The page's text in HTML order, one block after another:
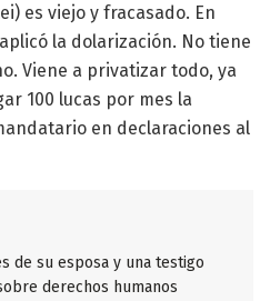
es viejo y fracasado. En
la dolarización. No tiene
Viene a privatizar todo, ya
100 lucas por mes la
en declaraciones al
de su esposa y una testigo
derechos humanos